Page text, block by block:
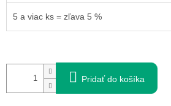
5 a viac ks = zľava 5 %
Pridať do košíka